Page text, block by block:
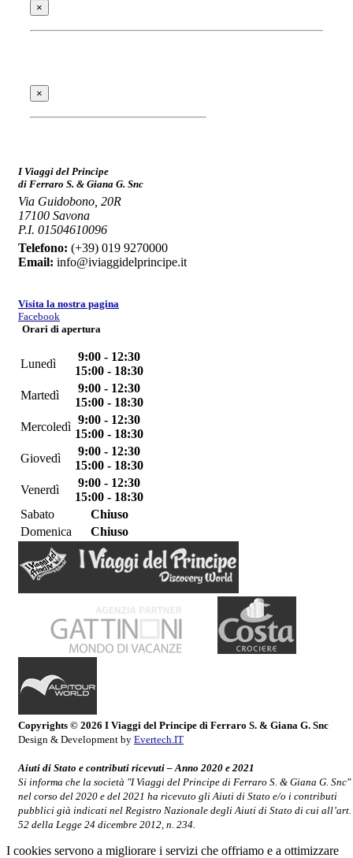
×
×
I Viaggi del Principe
di Ferraro S. & Giana G. Snc
Via Guidobono, 20R
17100 Savona
P.I. 01504610096
Telefono: (+39) 019 9270000
Email: info@iviaggidelprincipe.it
Visita la nostra pagina
Facebook
Orari di apertura
Lunedì
9:00 - 12:30
15:00 - 18:30
Martedì
9:00 - 12:30
15:00 - 18:30
Mercoledì
9:00 - 12:30
15:00 - 18:30
Giovedì
9:00 - 12:30
15:00 - 18:30
Venerdì
9:00 - 12:30
15:00 - 18:30
Sabato
Chiuso
Domenica
Chiuso
Copyrights © 2026 I Viaggi del Principe di Ferraro S. & Giana G. Snc
Design & Development by Evertech.IT
Aiuti di Stato e contributi ricevuti – Anno 2020 e 2021
Si informa che la società "I Viaggi del Principe di Ferraro S. & Giana G. Snc"
nel corso del 2020 e del 2021 ha ricevuto gli Aiuti di Stato e/o i contributi
pubblici già indicati nel Registro Nazionale degli Aiuti di Stato di cui all’art.
52 della Legge 24 dicembre 2012, n. 234.
I cookies servono a migliorare i servizi che offriamo e a ottimizzare